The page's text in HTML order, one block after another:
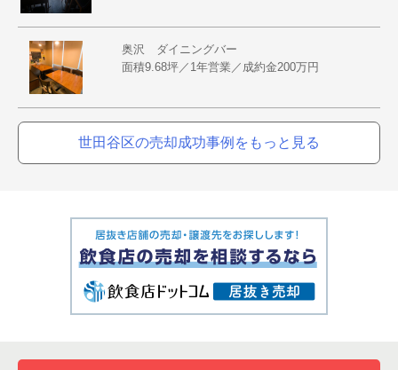
奥沢 ダイニングバー
面積9.68坪／1年営業／成約金200万円
世田谷区の売却成功事例をもっと見る